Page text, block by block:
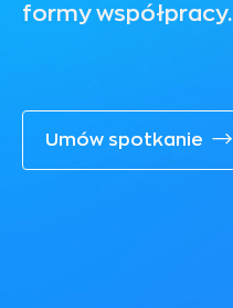
formy współpracy.
Umów spotkanie